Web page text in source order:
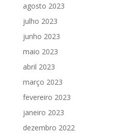
agosto 2023
julho 2023
junho 2023
maio 2023
abril 2023
março 2023
fevereiro 2023
janeiro 2023
dezembro 2022